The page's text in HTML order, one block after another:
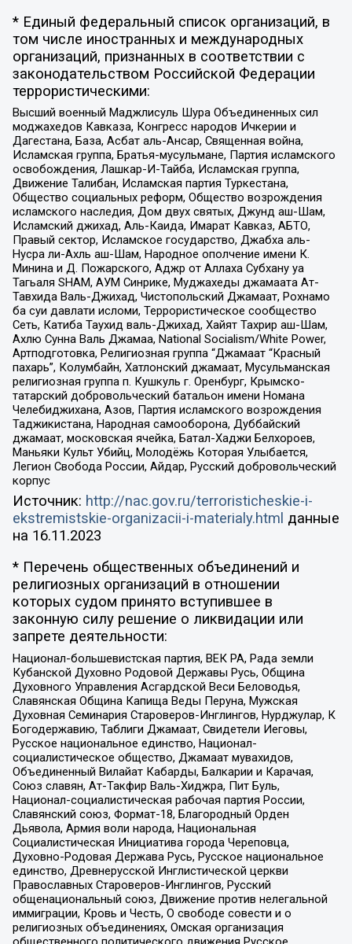
* Единый федеральный список организаций, в
том числе иностранных и международных
организаций, признанных в соответствии с
законодательством Российской Федерации
террористическими:
Высший военный Маджлисуль Шура Объединенных сил
моджахедов Кавказа, Конгресс народов Ичкерии и
Дагестана, База, Асбат аль-Ансар, Священная война,
Исламская группа, Братья-мусульмане, Партия исламского
освобождения, Лашкар-И-Тайба, Исламская группа,
Движение Талибан, Исламская партия Туркестана,
Общество социальных реформ, Общество возрождения
исламского наследия, Дом двух святых, Джунд аш-Шам,
Исламский джихад, Аль-Каида, Имарат Кавказ, АБТО,
Правый сектор, Исламское государство, Джабха аль-
Нусра ли-Ахль аш-Шам, Народное ополчение имени К.
Минина и Д. Пожарского, Аджр от Аллаха Субхану уа
Тагьаля SHAM, АУМ Синрике, Муджахеды джамаата Ат-
Тавхида Валь-Джихад, Чистопольский Джамаат, Рохнамо
ба суи давлати исломи, Террористическое сообщество
Сеть, Катиба Таухид валь-Джихад, Хайят Тахрир аш-Шам,
Ахлю Сунна Валь Джамаа, National Socialism/White Power,
Артподготовка, Религиозная группа “Джамаат “Красный
пахарь”, Колумбайн, Хатлонский джамаат, Мусульманская
религиозная группа п. Кушкуль г. Оренбург, Крымско-
татарский добровольческий батальон имени Номана
Челебиджихана, Азов, Партия исламского возрождения
Таджикистана, Народная самооборона, Дуббайский
джамаат, московская ячейка, Батал-Хаджи Белхороев,
Маньяки Культ Убийц, Молодёжь Которая Улыбается,
Легион Свобода России, Айдар, Русский добровольческий
корпус
Источник: http://nac.gov.ru/terroristicheskie-i-
ekstremistskie-organizacii-i-materialy.html данные
на 16.11.2023
* Перечень общественных объединений и
религиозных организаций в отношении
которых судом принято вступившее в
законную силу решение о ликвидации или
запрете деятельности:
Национал-большевистская партия, ВЕК РА, Рада земли
Кубанской Духовно Родовой Державы Русь, Община
Духовного Управления Асгардской Веси Беловодья,
Славянская Община Капища Веды Перуна, Мужская
Духовная Семинария Староверов-Инглингов, Нурджулар, К
Богодержавию, Таблиги Джамаат, Свидетели Иеговы,
Русское национальное единство, Национал-
социалистическое общество, Джамаат мувахидов,
Объединенный Вилайат Кабарды, Балкарии и Карачая,
Союз славян, Ат-Такфир Валь-Хиджра, Пит Буль,
Национал-социалистическая рабочая партия России,
Славянский союз, Формат-18, Благородный Орден
Дьявола, Армия воли народа, Национальная
Социалистическая Инициатива города Череповца,
Духовно-Родовая Держава Русь, Русское национальное
единство, Древнерусской Инглистической церкви
Православных Староверов-Инглингов, Русский
общенациональный союз, Движение против нелегальной
иммиграции, Кровь и Честь, О свободе совести и о
религиозных объединениях, Омская организация